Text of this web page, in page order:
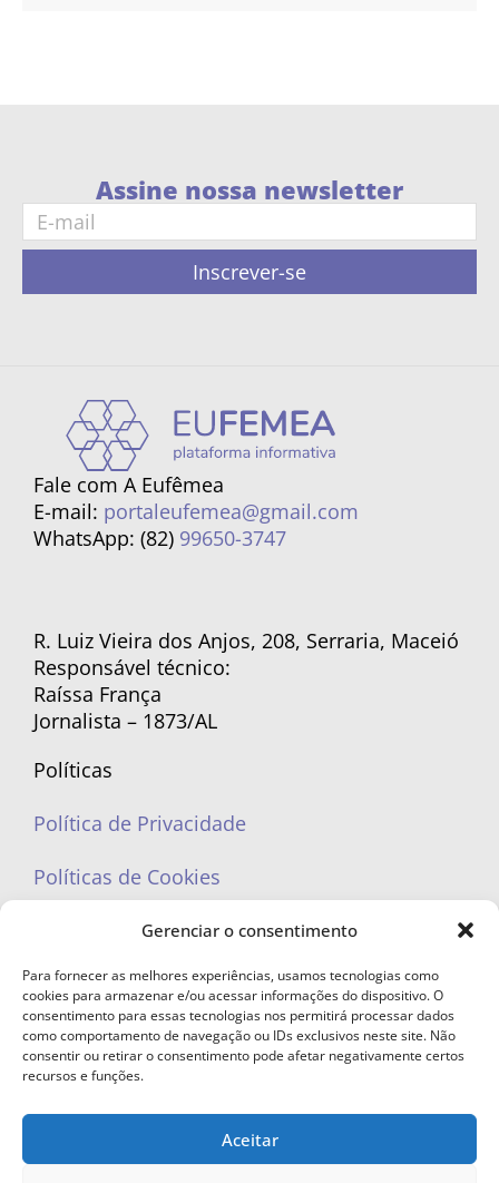
Gerenciar o consentimento
Para fornecer as melhores experiências, usamos tecnologias como
cookies para armazenar e/ou acessar informações do dispositivo. O
consentimento para essas tecnologias nos permitirá processar dados
como comportamento de navegação ou IDs exclusivos neste site. Não
consentir ou retirar o consentimento pode afetar negativamente certos
recursos e funções.
Aceitar
Assine nossa newsletter
Inscrever-se
Fale com A Eufêmea
E-mail: portaleufemea@gmail.com
WhatsApp: (82) 99650-3747
R. Luiz Vieira dos Anjos, 208, Serraria, Maceió
Responsável técnico:
Raíssa França
Jornalista – 1873/AL
Políticas
Política de Privacidade
Políticas de Cookies
portaleufemea@gmail.com
© Copyright 2023 - Todos os direitos reservados. Proibida cópia total ou
parcial sem autorização.